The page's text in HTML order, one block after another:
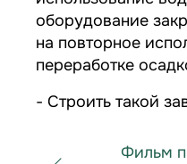
оборудование
на повторное
переработке
- Строить такой
Фильм